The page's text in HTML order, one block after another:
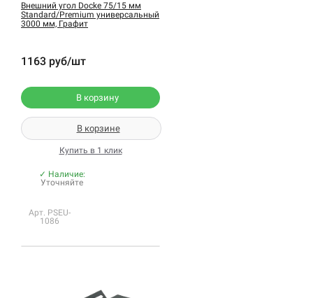
Внешний угол Docke 75/15 мм
Standard/Premium универсальный
3000 мм, Графит
1163 руб/шт
В корзину
В корзине
Купить в 1 клик
✓ Наличие:
Уточняйте
Арт. PSEU-
1086